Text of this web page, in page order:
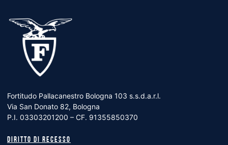
Fortitudo Pallacanestro Bologna 103 s.s.d.a.r.l.
Via San Donato 82, Bologna
P.I. 03303201200 – CF. 91355850370
Diritto di recesso